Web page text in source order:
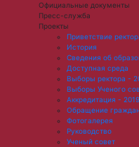
Официальные документы
Пресс-служба
Проекты
Приветствие
История
Сведения об
Доступная среда
Выборы ректора -
Выборы Ученого
Аккредитация - 2019
Обращение граждан
Фотогалерея
Руководство
Ученый совет